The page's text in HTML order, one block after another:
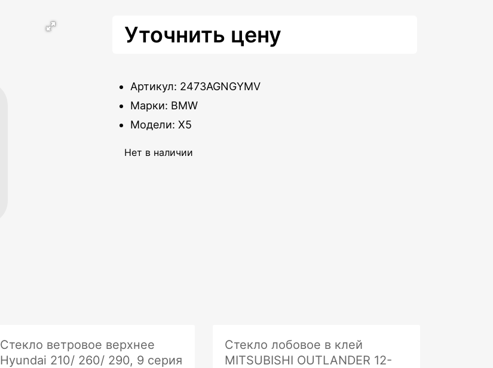
Уточнить цену
Артикул: 2473AGNGYMV
Марки: BMW
Модели: X5
Нет в наличии
Стекло ветровое верхнее
Hyundai 210/ 260/ 290, 9 серия
Стекло лобовое в клей
MITSUBISHI OUTLANDER 12-